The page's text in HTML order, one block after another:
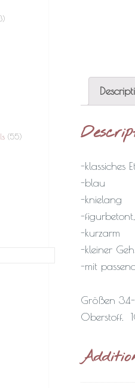
(55)
-klassiches
-blau
-knielang
-
-kurzarm
-kleiner
-mit
Größen
Oberstoff.